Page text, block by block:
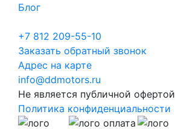
Блог
+7 812 209-55-10
Заказать обратный звонок
Адрес на карте
info@ddmotors.ru
Не является публичной офертой
Политика конфиденциальности